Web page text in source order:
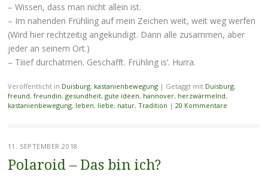
– Wissen, dass man nicht allein ist.
– Im nahenden Frühling auf mein Zeichen weit, weit weg werfen
(Wird hier rechtzeitig angekündigt. Dann alle zusammen, aber
jeder an seinem Ort.)
– Tiiief durchatmen. Geschafft. Frühling is‘. Hurra.
Veröffentlicht in Duisburg, kastanienbewegung | Getaggt mit Duisburg,
freund, freundin, gesundheit, gute ideen, hannover, herzwärmelnd,
kastanienbewegung, leben, liebe, natur, Tradition | 20 Kommentare
11. SEPTEMBER 2018
Polaroid – Das bin ich?